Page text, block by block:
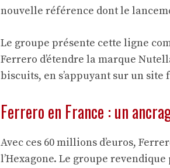
nouvelle référence dont le
Le groupe présente cette ligne
Ferrero d’étendre la marque
biscuits, en s’appuyant sur un
Ferrero en France : un
Avec ces 60 millions d’euros,
l’Hexagone. Le groupe revendique